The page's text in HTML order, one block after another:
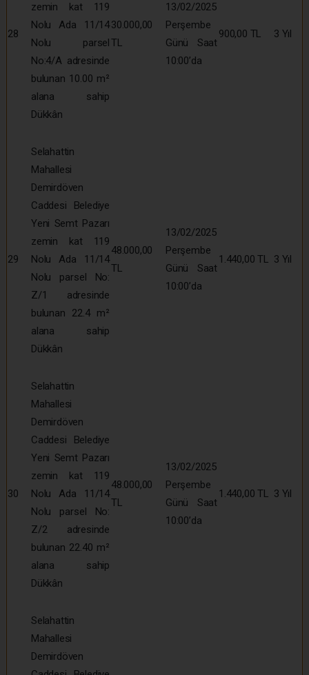
28
zemin kat 119
Nolu Ada 11/14
Nolu parsel
No:4/A adresinde
bulunan 10.00 m²
alana sahip
Dükkân
30.000,00
TL
13/02/2025
Perşembe
Günü Saat
10:00’da
900,00 TL 3 Yıl
29
Selahattin
Mahallesi
Demirdöven
Caddesi Belediye
Yeni Semt Pazarı
zemin kat 119
Nolu Ada 11/14
Nolu parsel No:
Z/1 adresinde
bulunan 22.4 m²
alana sahip
Dükkân
48.000,00
TL
13/02/2025
Perşembe
Günü Saat
10:00’da
1.440,00 TL 3 Yıl
30
Selahattin
Mahallesi
Demirdöven
Caddesi Belediye
Yeni Semt Pazarı
zemin kat 119
Nolu Ada 11/14
Nolu parsel No:
Z/2 adresinde
bulunan 22.40 m²
alana sahip
Dükkân
48.000,00
TL
13/02/2025
Perşembe
Günü Saat
10:00’da
1.440,00 TL 3 Yıl
Selahattin
Mahallesi
Demirdöven